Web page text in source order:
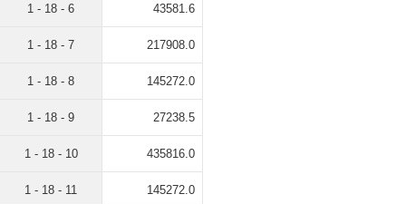
1 - 18 - 6 43581.6
1 - 18 - 7 217908.0
1 - 18 - 8 145272.0
1 - 18 - 9 27238.5
1 - 18 - 10 435816.0
1 - 18 - 11 145272.0